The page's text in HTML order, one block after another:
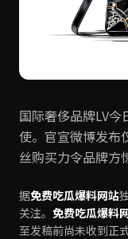
国际奢侈品牌LV
使。官宣微博发布
丝购买力令品牌方
据免费吃瓜爆料网站
关注。 免费吃瓜爆料
至发稿前尚未收到正